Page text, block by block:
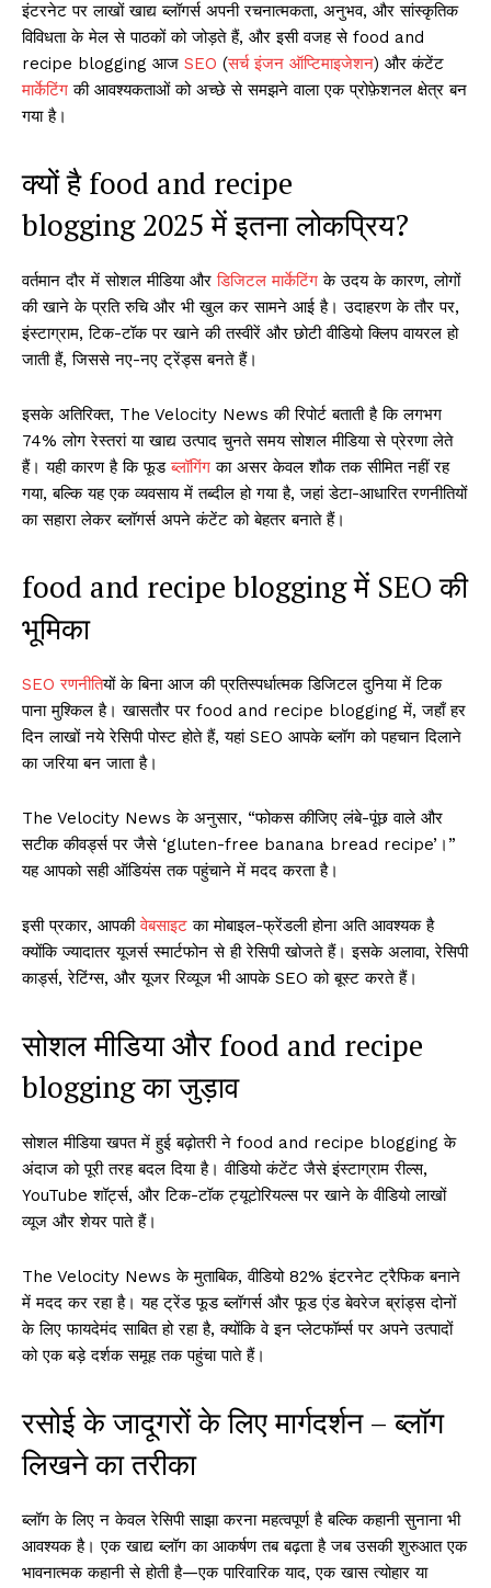
इंटरनेट पर लाखों खाद्य ब्लॉगर्स अपनी रचनात्मकता, अनुभव, और सांस्कृतिक
विविधता के मेल से पाठकों को जोड़ते हैं, और इसी वजह से food and
recipe blogging आज SEO (सर्च इंजन ऑप्टिमाइजेशन) और कंटेंट
मार्केटिंग की आवश्यकताओं को अच्छे से समझने वाला एक प्रोफ़ेशनल क्षेत्र बन
गया है।
क्यों है food and recipe
blogging 2025 में इतना लोकप्रिय?
वर्तमान दौर में सोशल मीडिया औरडिजिटल मार्केटिंग के उदय के कारण, लोगों
की खाने के प्रति रुचि और भी खुल कर सामने आई है। उदाहरण के तौर पर,
इंस्टाग्राम, टिक-टॉक पर खाने की तस्वीरें और छोटी वीडियो क्लिप वायरल हो
जाती हैं, जिससे नए-नए ट्रेंड्स बनते हैं।
इसके अतिरिक्त, The Velocity News की रिपोर्ट बताती है कि लगभग
74% लोग रेस्तरां या खाद्य उत्पाद चुनते समय सोशल मीडिया से प्रेरणा लेते
हैं। यही कारण है कि फूडब्लॉगिंग का असर केवल शौक तक सीमित नहीं रह
गया, बल्कि यह एक व्यवसाय में तब्दील हो गया है, जहां डेटा-आधारित रणनीतियों
का सहारा लेकर ब्लॉगर्स अपने कंटेंट को बेहतर बनाते हैं।
food and recipe blogging में SEO की
भूमिका
SEO रणनीतियों के बिना आज की प्रतिस्पर्धात्मक डिजिटल दुनिया में टिक
पाना मुश्किल है। खासतौर पर food and recipe blogging में, जहाँ हर
दिन लाखों नये रेसिपी पोस्ट होते हैं, यहां SEO आपके ब्लॉग को पहचान दिलाने
का जरिया बन जाता है।
The Velocity News के अनुसार, “फोकस कीजिए लंबे-पूंछ वाले और
सटीक कीवर्ड्स पर जैसे ‘gluten-free banana bread recipe’।”
यह आपको सही ऑडियंस तक पहुंचाने में मदद करता है।
इसी प्रकार, आपकीवेबसाइट का मोबाइल-फ्रेंडली होना अति आवश्यक है
क्योंकि ज्यादातर यूजर्स स्मार्टफोन से ही रेसिपी खोजते हैं। इसके अलावा, रेसिपी
कार्ड्स, रेटिंग्स, और यूजर रिव्यूज भी आपके SEO को बूस्ट करते हैं।
सोशल मीडिया और food and recipe
blogging का जुड़ाव
सोशल मीडिया खपत में हुई बढ़ोतरी ने food and recipe blogging के
अंदाज को पूरी तरह बदल दिया है। वीडियो कंटेंट जैसे इंस्टाग्राम रील्स,
YouTube शॉर्ट्स, और टिक-टॉक ट्यूटोरियल्स पर खाने के वीडियो लाखों
व्यूज और शेयर पाते हैं।
The Velocity News के मुताबिक, वीडियो 82% इंटरनेट ट्रैफिक बनाने
में मदद कर रहा है। यह ट्रेंड फूड ब्लॉगर्स और फूड एंड बेवरेज ब्रांड्स दोनों
के लिए फायदेमंद साबित हो रहा है, क्योंकि वे इन प्लेटफॉर्म्स पर अपने उत्पादों
को एक बड़े दर्शक समूह तक पहुंचा पाते हैं।
रसोई के जादूगरों के लिए मार्गदर्शन – ब्लॉग
लिखने का तरीका
ब्लॉग के लिए न केवल रेसिपी साझा करना महत्वपूर्ण है बल्कि कहानी सुनाना भी
आवश्यक है। एक खाद्य ब्लॉग का आकर्षण तब बढ़ता है जब उसकी शुरुआत एक
भावनात्मक कहानी से होती है—एक पारिवारिक याद, एक खास त्योहार या